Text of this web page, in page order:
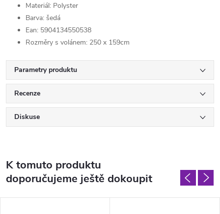
Materiál: Polyster
Barva: šedá
Ean: 5904134550538
Rozměry s volánem: 250 x 159cm
Parametry produktu
Recenze
Diskuse
K tomuto produktu
doporučujeme ještě dokoupit